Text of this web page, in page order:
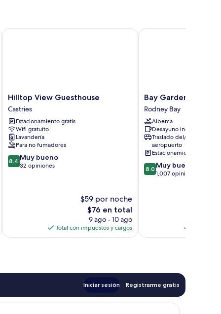
Hilltop
View
Guesthouse
Castries
Hilltop View Guesthouse
Castries
Estacionamiento gratis
Wifi gratuito
Lavandería
Para no fumadores
8.4
de
8.4 Muy bueno
32 opiniones
$59 por noche
El
precio
actual
es
$76 en total
9 ago - 10 ago
Total con impuestos y cargos
Hilltop View Guesthouse
Bay
Gardens
Hotel
Rodney
Bay
Bay Gardens Hotel
Rodney Bay
Alberca
Desayuno incluido
Traslado del/al
aeropuerto
Estacionamiento gratis
8.0
de
8.0 Muy bueno
1,007 opiniones
Bay Gardens Hotel
Iniciar sesión Registrarme gratis